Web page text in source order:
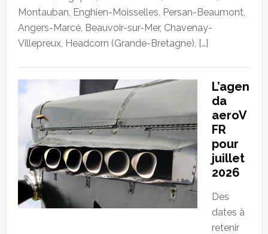
Montauban, Enghien-Moisselles, Persan-Beaumont,
Angers-Marcé, Beauvoir-sur-Mer, Chavenay-
Villepreux, Headcorn (Grande-Bretagne), […]
L’agen
da
aeroV
FR
pour
juillet
2026
Des
dates à
retenir